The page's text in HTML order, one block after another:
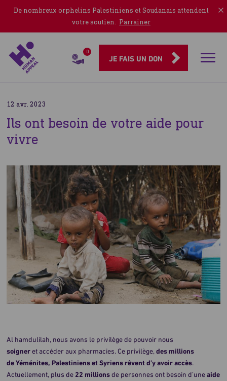
De nombreux orphelins Palestiniens et Soudanais attendent
votre soutien. Parrainer
0
JE FAIS UN DON
12 avr. 2023
Ils ont besoin de votre aide pour
vivre
Al hamdulilah, nous avons le privilège de pouvoir nous
soigneret accéder aux pharmacies. Ce privilège,des millions
de Yéménites, Palestiniens et Syriens rêvent d’y avoir accès.
Actuellement, plus de 22 millionsde personnes ont besoin d’uneaide